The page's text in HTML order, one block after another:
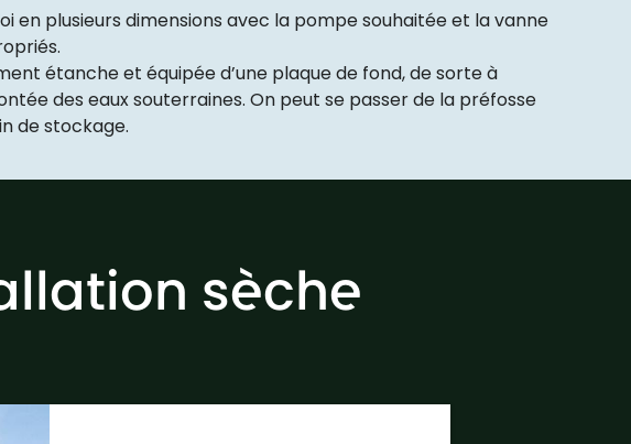
en plusieurs dimensions avec la pompe souhaitée et la vanne
étanche et équipée d’une plaque de fond, de sorte à
des eaux souterraines. On peut se passer de la préfosse
de stockage.
sèche